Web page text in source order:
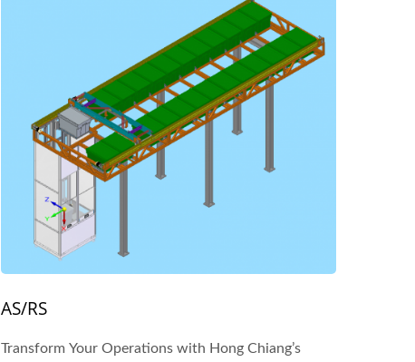
AS/RS
Transform Your Operations with Hong Chiang’s